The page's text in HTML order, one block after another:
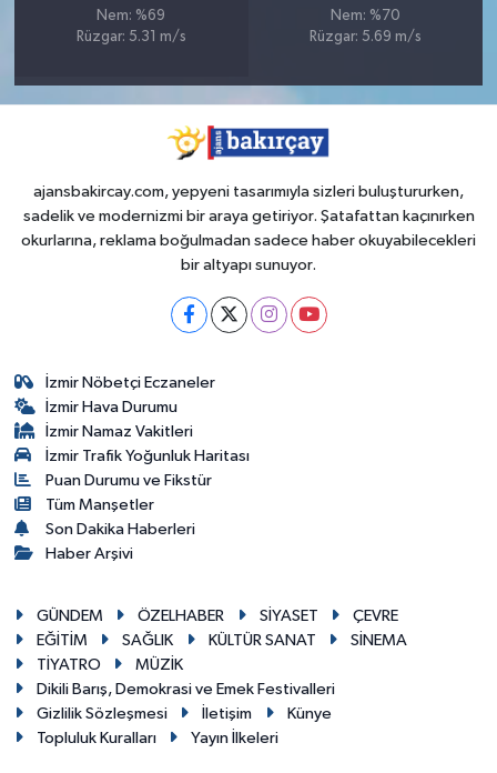
Nem: %69
Rüzgar: 5.31 m/s
Nem: %70
Rüzgar: 5.69 m/s
ajansbakircay.com, yepyeni tasarımıyla sizleri buluştururken,
sadelik ve modernizmi bir araya getiriyor. Şatafattan kaçınırken
okurlarına, reklama boğulmadan sadece haber okuyabilecekleri
bir altyapı sunuyor.
İzmir Nöbetçi Eczaneler
İzmir Hava Durumu
İzmir Namaz Vakitleri
İzmir Trafik Yoğunluk Haritası
Puan Durumu ve Fikstür
Tüm Manşetler
Son Dakika Haberleri
Haber Arşivi
GÜNDEM ÖZELHABER SİYASET
ÇEVRE
EĞİTİM
SAĞLIK KÜLTÜR SANAT
SİNEMA
TİYATRO
MÜZİK
Dikili Barış, Demokrasi ve Emek Festivalleri
Gizlilik Sözleşmesi
İletişim
Künye
Topluluk Kuralları
Yayın İlkeleri